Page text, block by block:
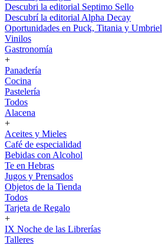
Descubri la editorial Septimo Sello
Descubrí la editorial Alpha Decay
Oportunidades en Puck, Titania y Umbriel
Vinilos
Gastronomía
+
Panadería
Cocina
Pastelería
Todos
Alacena
+
Aceites y Mieles
Café de especialidad
Bebidas con Alcohol
Te en Hebras
Jugos y Prensados
Objetos de la Tienda
Todos
Tarjeta de Regalo
+
IX Noche de las Librerías
Talleres